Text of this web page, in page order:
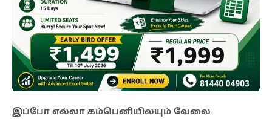
இப்போ எல்லா கம்பெனியிலயும் வேலை